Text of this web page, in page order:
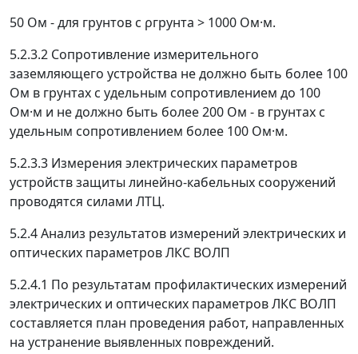
50 Ом - для грунтов с ρгрунта > 1000 Ом·м.
5.2.3.2 Сопротивление измерительного
заземляющего устройства не должно быть более 100
Ом в грунтах с удельным сопротивлением до 100
Ом·м и не должно быть более 200 Ом - в грунтах с
удельным сопротивлением более 100 Ом·м.
5.2.3.3 Измерения электрических параметров
устройств защиты линейно-кабельных сооружений
проводятся силами ЛТЦ.
5.2.4 Анализ результатов измерений электрических и
оптических параметров ЛКС ВОЛП
5.2.4.1 По результатам профилактических измерений
электрических и оптических параметров ЛКС ВОЛП
составляется план проведения работ, направленных
на устранение выявленных повреждений.